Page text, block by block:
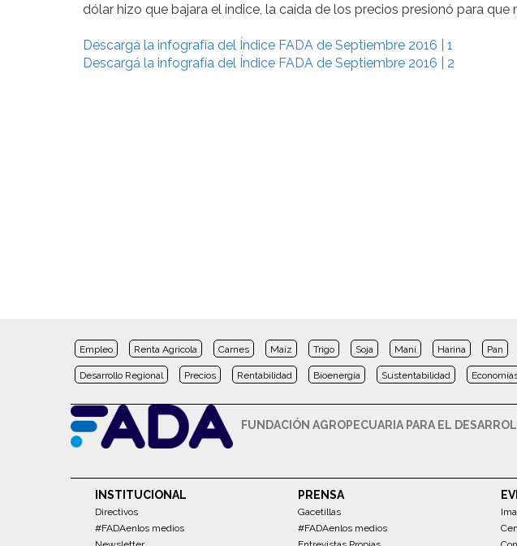
dólar hizo que bajara el índice, la caída de los precios presionó para que
Descargá la infografía del Índice FADA de Septiembre 2016 | 1
Descargá la infografía del Índice FADA de Septiembre 2016 | 2
Empleo Renta Agrícola Carnes Maíz Trigo Soja Maní Harina Pan
Desarrollo Regional Precios Rentabilidad Bioenergía Sustentabilidad
FUNDACIÓN AGROPECUARIA PARA EL
INSTITUCIONAL
Directivos
#FADAenlos medios
PRENSA
Gacetillas
#FADAenlos medios